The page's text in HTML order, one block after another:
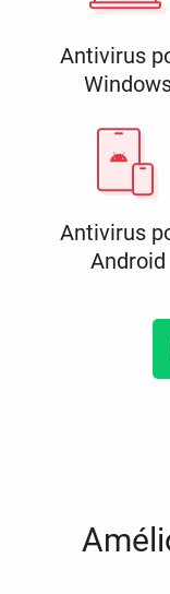
Antivirus
Antivirus
Android